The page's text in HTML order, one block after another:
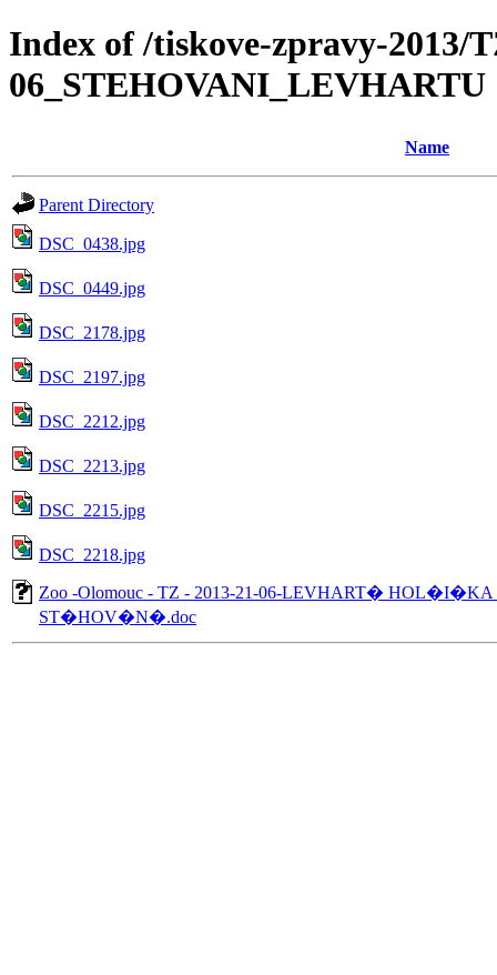
Index of /tiskove-zpravy-2013/
06_STEHOVANI_LEVHARTU
Name
Parent Directory
DSC_0438.jpg
DSC_0449.jpg
DSC_2178.jpg
DSC_2197.jpg
DSC_2212.jpg
DSC_2213.jpg
DSC_2215.jpg
DSC_2218.jpg
Zoo -Olomouc - TZ - 2013-21-06-LEVHART�
ST�HOV�N�.doc